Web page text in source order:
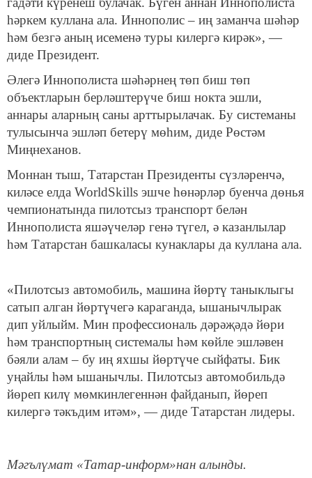
һәркем куллана ала. Иннополис – иң заманча шәһәр
һәм безгә аның исеменә туры килергә кирәк», —
диде Президент.
Әлегә Иннополиста шәһәрнең төп биш төп
объектларын берләштерүче биш нокта эшли,
аннары аларның саны арттырылачак. Бу системаны
тулысынча эшләп бетерү мөһим, диде Рөстәм
Миңнеханов.
Моннан тыш, Татарстан Президенты сүзләренчә,
киләсе елда WorldSkills эшче һөнәрләр буенча дөнья
чемпионатында пилотсыз транспорт белән
Иннополиста яшәүчеләр генә түгел, ә казанлылар
һәм Татарстан башкаласы кунаклары да куллана ала.
«Пилотсыз автомобиль, машина йөртү таныклыгы
сатып алган йөртүчегә караганда, ышанычлырак
дип уйлыйм. Мин профессиональ дәрәҗәдә йөри
һәм транспортның системалы һәм көйле эшләвен
бәяли алам – бу иң яхшы йөртүче сыйфаты. Бик
уңайлы һәм ышанычлы. Пилотсыз автомобильдә
йөреп килү мөмкинлегеннән файданып, йөреп
килергә тәкъдим итәм», — диде Татарстан лидеры.
Мәгълүмат «Татар-информ»нан алынды.